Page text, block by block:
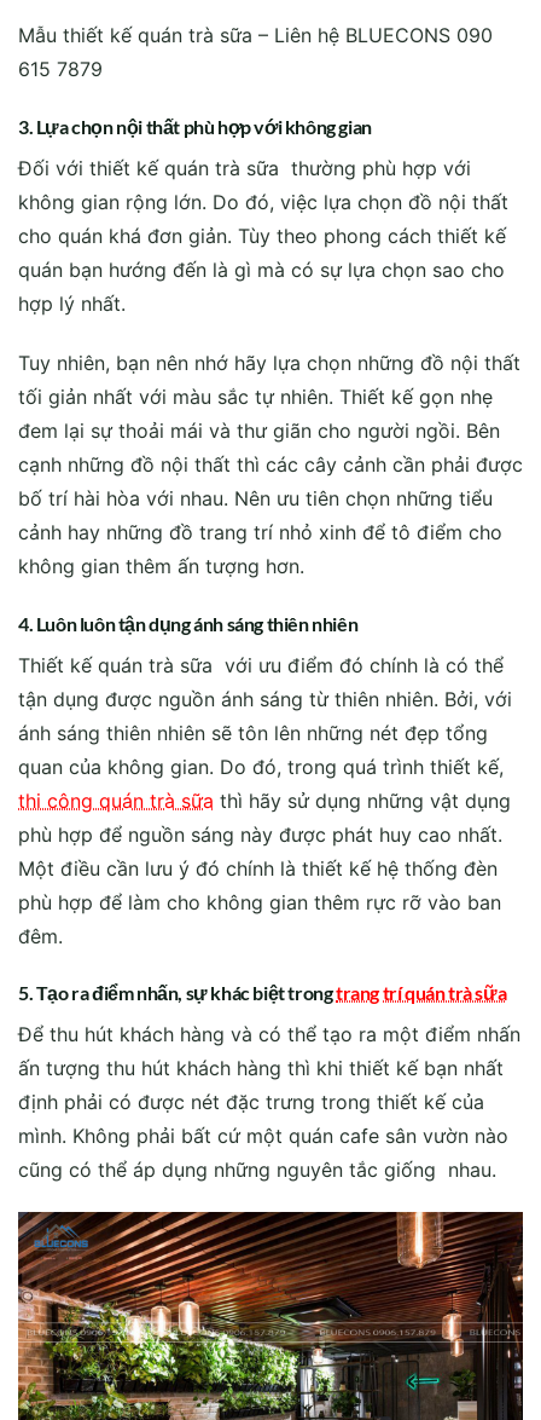
Mẫu thiết kế quán trà sữa – Liên hệ BLUECONS 090
615 7879
3. Lựa chọn nội thất phù hợp với không gian
Đối với thiết kế quán trà sữa thường phù hợp với
không gian rộng lớn. Do đó, việc lựa chọn đồ nội thất
cho quán khá đơn giản. Tùy theo phong cách thiết kế
quán bạn hướng đến là gì mà có sự lựa chọn sao cho
hợp lý nhất.
Tuy nhiên, bạn nên nhớ hãy lựa chọn những đồ nội thất
tối giản nhất với màu sắc tự nhiên. Thiết kế gọn nhẹ
đem lại sự thoải mái và thư giãn cho người ngồi. Bên
cạnh những đồ nội thất thì các cây cảnh cần phải được
bố trí hài hòa với nhau. Nên ưu tiên chọn những tiểu
cảnh hay những đồ trang trí nhỏ xinh để tô điểm cho
không gian thêm ấn tượng hơn.
4. Luôn luôn tận dụng ánh sáng thiên nhiên
Thiết kế quán trà sữa với ưu điểm đó chính là có thể
tận dụng được nguồn ánh sáng từ thiên nhiên. Bởi, với
ánh sáng thiên nhiên sẽ tôn lên những nét đẹp tổng
quan của không gian. Do đó, trong quá trình thiết kế,
thi công quán trà sữa thì hãy sử dụng những vật dụng
phù hợp để nguồn sáng này được phát huy cao nhất.
Một điều cần lưu ý đó chính là thiết kế hệ thống đèn
phù hợp để làm cho không gian thêm rực rỡ vào ban
đêm.
5. Tạo ra điểm nhấn, sự khác biệt trongtrang trí quán trà sữa
Để thu hút khách hàng và có thể tạo ra một điểm nhấn
ấn tượng thu hút khách hàng thì khi thiết kế bạn nhất
định phải có được nét đặc trưng trong thiết kế của
mình. Không phải bất cứ một quán cafe sân vườn nào
cũng có thể áp dụng những nguyên tắc giống nhau.